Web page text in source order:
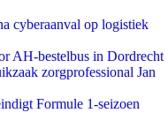
cyberaanval op logistiek
AH-bestelbus in Dordrecht
zorgprofessional Jan
Formule 1-seizoen